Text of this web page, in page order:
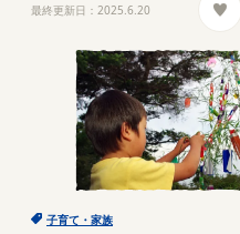
最終更新日： 2025.6.20
子育て・家族